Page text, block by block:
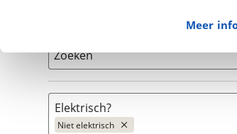
Met
Meer
Zoeken
Elektrisch?
Niet elektrisch